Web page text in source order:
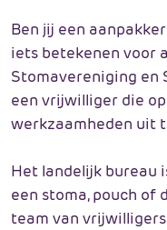
Ben jij een
iets betekenen voor
Stomavereniging en
een vrijwilliger die
werkzaamheden uit
Het landelijk bureau
een stoma, pouch of
team van